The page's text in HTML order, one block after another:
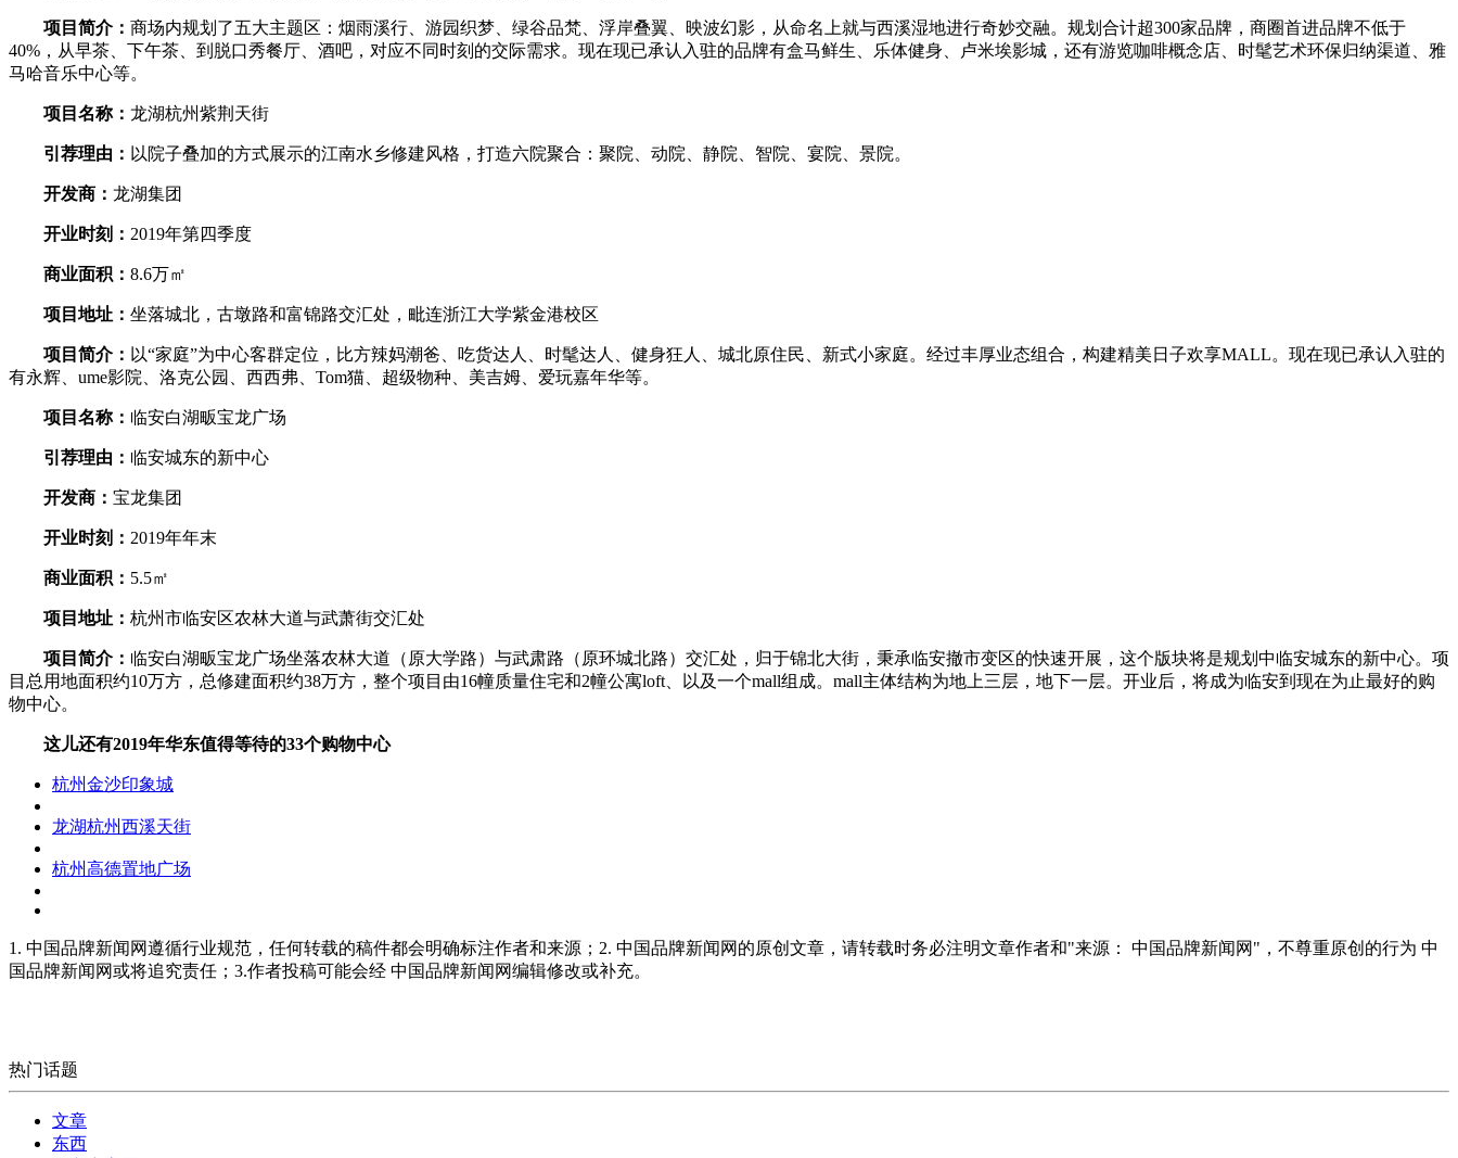
项目简介： 商场内规划了五大主题区：烟雨溪行、游园织梦、绿谷品梵、浮岸叠翼、映波幻影，从命名上就与西溪湿地进行奇妙交融。规划合计超300家品牌，商圈首进品牌不低于
40%，从早茶、下午茶、到脱口秀餐厅、酒吧，对应不同时刻的交际需求。现在现已承认入驻的品牌有盒马鲜生、乐体健身、卢米埃影城，还有游览咖啡概念店、时髦艺术环保归纳渠道、雅
马哈音乐中心等。
项目名称： 龙湖杭州紫荆天街
引荐理由： 以院子叠加的方式展示的江南水乡修建风格，打造六院聚合：聚院、动院、静院、智院、宴院、景院。
开发商： 龙湖集团
开业时刻： 2019年第四季度
商业面积： 8.6万㎡
项目地址： 坐落城北，古墩路和富锦路交汇处，毗连浙江大学紫金港校区
项目简介： 以“家庭”为中心客群定位，比方辣妈潮爸、吃货达人、时髦达人、健身狂人、城北原住民、新式小家庭。经过丰厚业态组合，构建精美日子欢享MALL。现在现已承认入驻的
有永辉、ume影院、洛克公园、西西弗、Tom猫、超级物种、美吉姆、爱玩嘉年华等。
项目名称： 临安白湖畈宝龙广场
引荐理由： 临安城东的新中心
开发商： 宝龙集团
开业时刻： 2019年年末
商业面积： 5.5㎡
项目地址： 杭州市临安区农林大道与武萧街交汇处
项目简介： 临安白湖畈宝龙广场坐落农林大道（原大学路）与武肃路（原环城北路）交汇处，归于锦北大街，秉承临安撤市变区的快速开展，这个版块将是规划中临安城东的新中心。项
目总用地面积约10万方，总修建面积约38万方，整个项目由16幢质量住宅和2幢公寓loft、以及一个mall组成。mall主体结构为地上三层，地下一层。开业后，将成为临安到现在为止最好的购
物中心。
这儿还有2019年华东值得等待的33个购物中心
杭州金沙印象城
龙湖杭州西溪天街
杭州高德置地广场
1. 中国品牌新闻网遵循行业规范，任何转载的稿件都会明确标注作者和来源；2. 中国品牌新闻网的原创文章，请转载时务必注明文章作者和"来源： 中国品牌新闻网"，不尊重原创的行为 中
国品牌新闻网或将追究责任；3.作者投稿可能会经 中国品牌新闻网编辑修改或补充。
热门话题
文章
东西